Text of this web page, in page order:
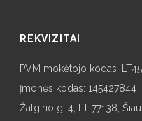
REKVIZITAI
PVM mokėtojo kodas:
Įmonės kodas: 145427844
Žalgirio g. 4, LT-77138,